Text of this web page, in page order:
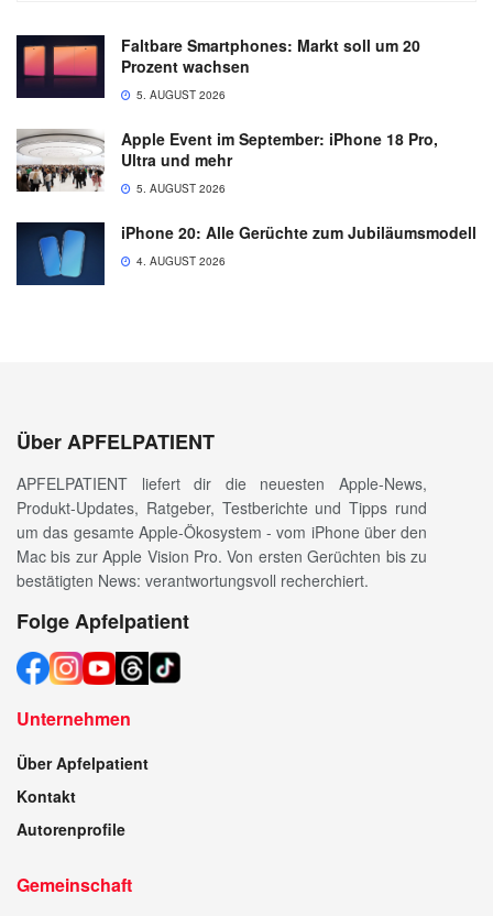
Faltbare Smartphones: Markt soll um 20
Prozent wachsen
5. AUGUST 2026
Apple Event im September: iPhone 18 Pro,
Ultra und mehr
5. AUGUST 2026
iPhone 20: Alle Gerüchte zum Jubiläumsmodell
4. AUGUST 2026
Über APFELPATIENT
APFELPATIENT liefert dir die neuesten Apple-News,
Produkt-Updates, Ratgeber, Testberichte und Tipps rund
um das gesamte Apple-Ökosystem - vom iPhone über den
Mac bis zur Apple Vision Pro. Von ersten Gerüchten bis zu
bestätigten News: verantwortungsvoll recherchiert.
Folge Apfelpatient
Unternehmen
Über Apfelpatient
Kontakt
Autorenprofile
Gemeinschaft